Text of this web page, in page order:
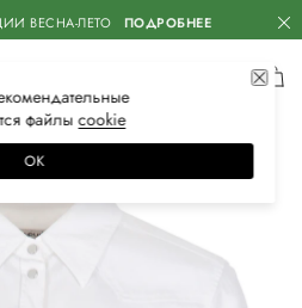
ВЕСНА-ЛЕТО ПОДРОБНЕЕ
и рубашки
файлысооkiе
ОК